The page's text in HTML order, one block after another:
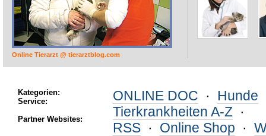
Online Tierarzt @ tierarztblog.com
Kategorien:
Service:
Partner Websites:
ONLINE DOC · Hunde
Tierkrankheiten A-Z ·
RSS · Online Shop ·